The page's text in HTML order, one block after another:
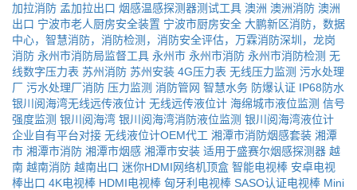
加拉消防 孟加拉出口 烟感温感探测器测试工具 澳洲 澳洲消防 澳洲
出口 宁波市老人厨房安全装置 宁波市厨房安全 大鹏新区消防，数据
中心，智慧消防，消防检测，消防安全评估，万霖消防深圳，龙岗
消防 永州市消防局监督工具 永州市 永州市消防 永州市消防检测 无
线数字压力表 苏州消防 苏州安装 4G压力表 无线压力监测 污水处理
厂 污水处理厂消防 压力监测 消防管网 智慧水务 防爆认证 IP68防水
银川阅海湾无线远传液位计 无线远传液位计 海绵城市液位监测 信号
强度监测 银川阅海湾 银川阅海湾消防液位监测 银川阅海湾液位计
企业自有平台对接 无线液位计OEM代工 湘潭市消防烟感套装 湘潭
市 湘潭市消防 湘潭市烟感 湘潭市安装 适用于盛赛尔烟感探测器 越
南 越南消防 越南出口 迷你HDMI网络机顶盒 智能电视棒 安卓电视
棒出口 4K电视棒 HDMI电视棒 匈牙利电视棒 SASO认证电视棒 Mini